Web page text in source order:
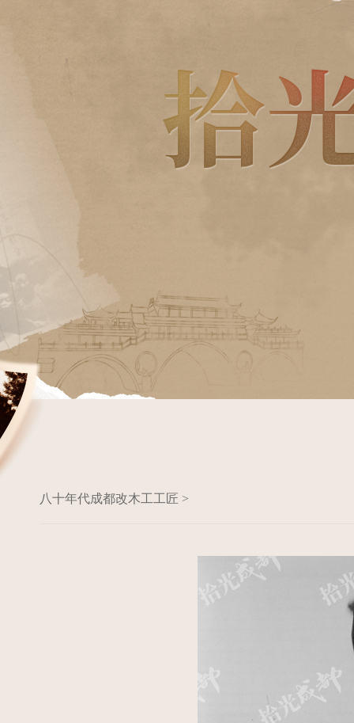
八十年代成都改木工工匠 >